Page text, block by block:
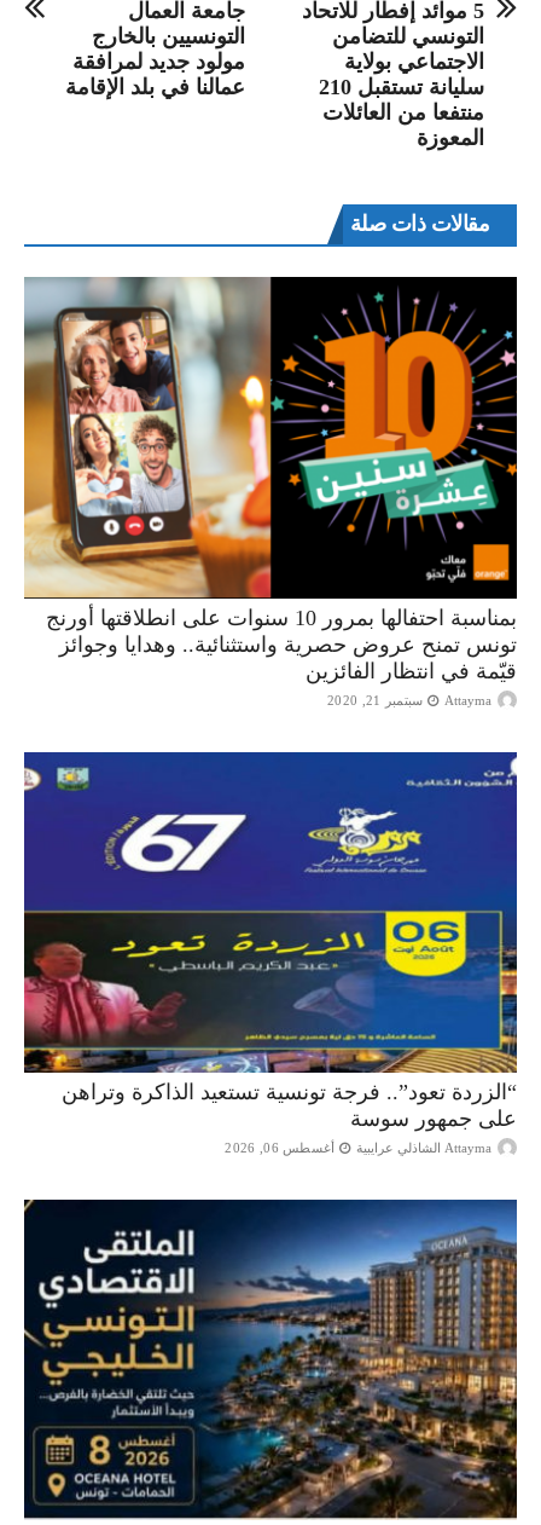
جامعة العمال
التونسيين بالخارج
مولود جديد لمرافقة
عمالنا في بلد الإقامة
5 موائد إفطار للاتحاد
التونسي للتضامن
الاجتماعي بولاية
سليانة تستقبل 210
منتفعا من العائلات
المعوزة
مقالات ذات صلة
بمناسبة احتفالها بمرور 10 سنوات على انطلاقتها أورنج
تونس تمنح عروض حصرية واستثنائية.. وهدايا وجوائز
قيّمة في انتظار الفائزين
Attayma سبتمبر 21, 2020
“الزردة تعود”.. فرجة تونسية تستعيد الذاكرة وتراهن
على جمهور سوسة
Attayma الشاذلي عرايبية أغسطس 06, 2026